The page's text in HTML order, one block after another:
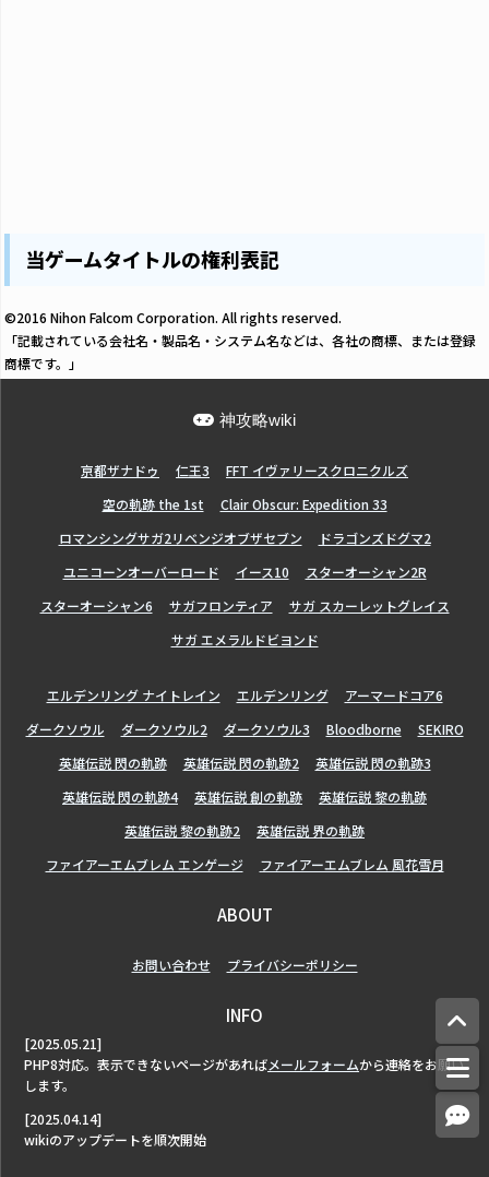
当ゲームタイトルの権利表記
©2016 Nihon Falcom Corporation. All rights reserved.
「記載されている会社名・製品名・システム名などは、各社の商標、または登録
商標です。」
神攻略wiki
亰都ザナドゥ 仁王3
FFT イヴァリースクロニクルズ
空の軌跡 the 1st
Clair Obscur: Expedition 33
ロマンシングサガ2リベンジオブザセブン
ドラゴンズドグマ2
ユニコーンオーバーロード
イース10
スターオーシャン2R
スターオーシャン6
サガフロンティア
サガ スカーレットグレイス
サガ エメラルドビヨンド
エルデンリング ナイトレイン エルデンリング
アーマードコア6
ダークソウル
ダークソウル2 ダークソウル3 Bloodborne
SEKIRO
英雄伝説 閃の軌跡
英雄伝説 閃の軌跡2
英雄伝説 閃の軌跡3
英雄伝説 閃の軌跡4
英雄伝説 創の軌跡
英雄伝説 黎の軌跡
英雄伝説 黎の軌跡2
英雄伝説 界の軌跡
ファイアーエムブレム エンゲージ
ファイアーエムブレム 風花雪月
ABOUT
お問い合わせ プライバシーポリシー
INFO
[2025.05.21]
PHP8対応。表示できないページがあればメールフォームから連絡をお願い
します。
[2025.04.14]
wikiのアップデートを順次開始